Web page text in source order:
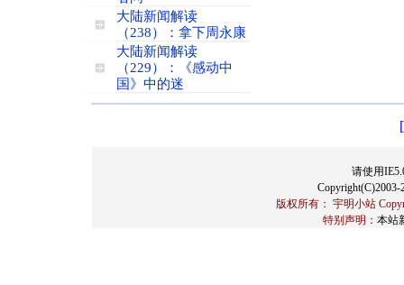
大陆新闻解读
（238）：拿下周永康
大陆新闻解读
（229）：《感动中
国》中的迷
请使用
版权所有： 宇明小站
特别声明： 本站